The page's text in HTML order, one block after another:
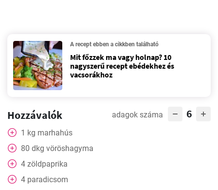
A recept ebben a cikkben található
Mit főzzek ma vagy holnap? 10
nagyszerű recept ebédekhez és
vacsorákhoz
Hozzávalók adagok száma 6
1 kg marhahús
80 dkg vöröshagyma
4 zöldpaprika
4 paradicsom